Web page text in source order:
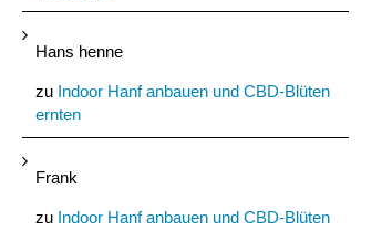
CBD Blüten im Online
Juli 30th, 2022
Hans henne
zu Indoor Hanf anbauen und CBD-Blüten
ernten
Frank
zu Indoor Hanf anbauen und CBD-Blüten